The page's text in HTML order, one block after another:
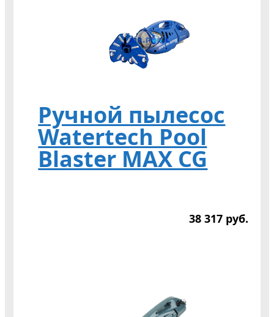
Ручной пылесос
Watertech Pool
Blaster MAX CG
38 317 руб.